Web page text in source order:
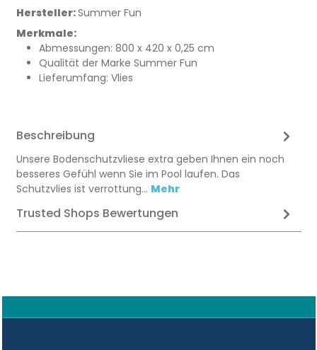
Hersteller:Summer Fun
Merkmale:
Abmessungen: 800 x 420 x 0,25 cm
Qualität der Marke Summer Fun
Lieferumfang: Vlies
Beschreibung
Unsere Bodenschutzvliese extra geben Ihnen ein noch
besseres Gefühl wenn Sie im Pool laufen. Das
Schutzvlies ist verrottung… Mehr
Trusted Shops Bewertungen